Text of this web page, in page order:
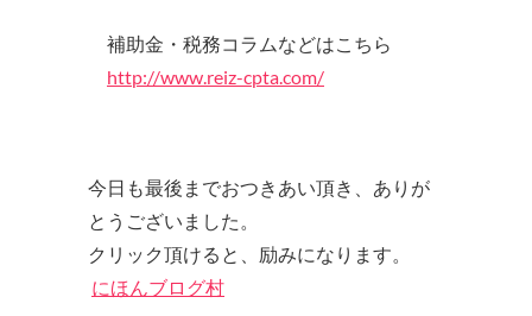
補助金・税務コラムなどはこちら
http://www.reiz-cpta.com/
今日も最後までおつきあい頂き、ありが
とうございました。
クリック頂けると、励みになります。
にほんブログ村